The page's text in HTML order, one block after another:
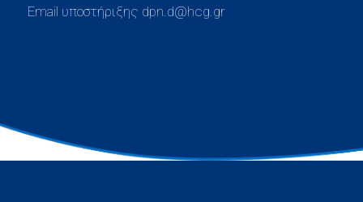
Email υποστήριξης dpn.d@hcg.gr